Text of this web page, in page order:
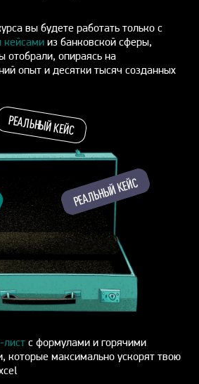
вы будете работать только с
кейсами из банковской сферы,
отобрали, опираясь на
опыт и десятки тысяч созданных
РЕАЛЬНЫЙ КЕЙС
РЕАЛЬНЫЙ КЕЙС
с формулами и горячими
которые максимально ускорят твою